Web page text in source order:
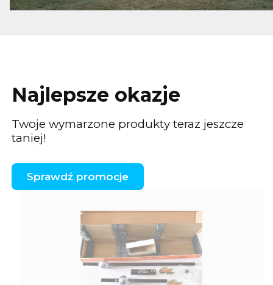
Najlepsze okazje
Twoje wymarzone produkty teraz jeszcze
taniej!
Sprawdź promocje